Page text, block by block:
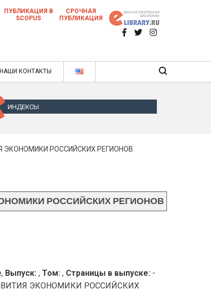
статей в ежемесячном научном
журнале
ПУБЛИКАЦИЯ В
SCOPUS
СРОЧНАЯ
ПУБЛИКАЦИЯ
НАШИ КОНТАКТЫ
ИНДЕКСЫ
ЭКОНОМИКИ РОССИЙСКИХ РЕГИОНОВ
РОССИЙСКИХ РЕГИОНОВ
Выпуск: , Том: , Страницы в выпуске: -
ЭКОНОМИКИ РОССИЙСКИХ